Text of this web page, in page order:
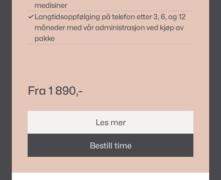
medisiner
✓Langtidsoppfølging på telefon etter 3, 6, og 12
måneder med vår administrasjon ved kjøp av
pakke
Fra 1 890,-
Les mer
Bestill time